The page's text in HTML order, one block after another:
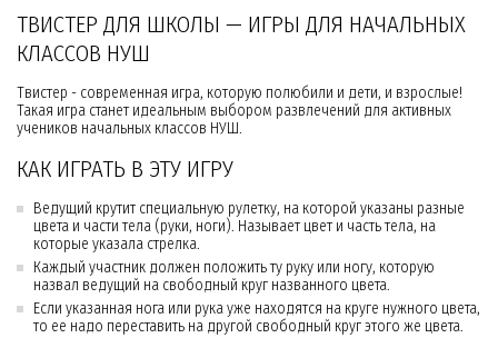
ТВИСТЕР ДЛЯ ШКОЛЫ — ИГРЫ ДЛЯ НАЧАЛЬНЫХ
КЛАССОВ НУШ
Твистер - современная игра, которую полюбили и дети, и взрослые!
Такая игра станет идеальным выбором развлечений для активных
учеников начальных классов НУШ.
КАК ИГРАТЬ В ЭТУ ИГРУ
Ведущий крутит специальную рулетку, на которой указаны разные
цвета и части тела (руки, ноги). Называет цвет и часть тела, на
которые указала стрелка.
Каждый участник должен положить ту руку или ногу, которую
назвал ведущий на свободный круг названного цвета.
Если указанная нога или рука уже находятся на круге нужного цвета,
то ее надо переставить на другой свободный круг этого же цвета.